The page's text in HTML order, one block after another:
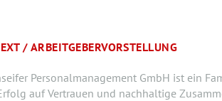
/ ARBEITGEBERVORSTELLUNG
Personalmanagement GmbH ist ein
auf Vertrauen und nachhaltige